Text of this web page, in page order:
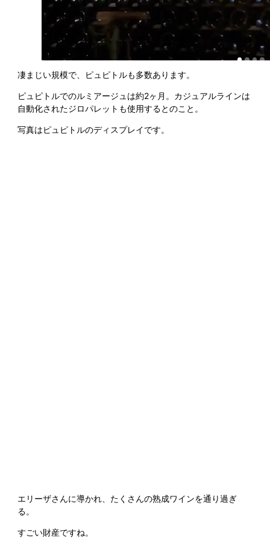
凄まじい規模で、ピュピトルも多数あります。
ピュピトルでのルミアージュは約2ヶ月。カジュアルラインは
自動化されたジロパレットも使用するとのこと。
写真はピュピトルのディスプレイです。
エリーザさんに導かれ、たくさんの熟成ワインを通り過ぎ
る。
すごい財産ですね。